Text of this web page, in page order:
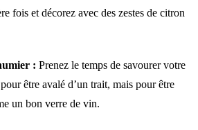
fois et décorez avec des zestes de citron
: Prenez le temps de savourer votre
être avalé d’un trait, mais pour être
un bon verre de vin.